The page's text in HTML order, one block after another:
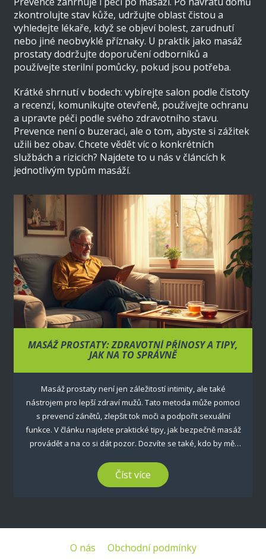
zkontrolujte stav kůže, udržujte oblast čistou a
vyhledejte lékaře, když se objeví bolest, zarudnutí
nebo jiné neobvyklé příznaky. U praktik jako masáž
prostaty dodržujte doporučení odborníků a
používejte sterilní pomůcky, pokud jsou potřeba.
Krátké shrnutí v bodech: vybírejte salon podle čistoty
a recenzí, komunikujte otevřeně, používejte ochranu
a upravte péči podle svého zdravotního stavu.
Prevence není o buzeraci, ale o tom, abyste si zážitek
užili bez obav. Chcete vědět víc o konkrétních
službách a rizicích? Najdete to u nás v článcích k
jednotlivým typům masáží.
MASÁŽ PROSTATY: ZDRAVOTNÍ PŘÍNOSY A TIPY,
JAK NA TO SPRÁVNĚ
Masáž prostaty není jen záležitostí intimity, ale také
nástrojem pro lepší zdraví mužů. Tato metoda může pomoci
s prevencí zánětů, zlepšit tok moči a podpořit sexuální
funkce. V článku najdete praktické tipy, jak bezpečně masáž
provádět a na co si dát pozor. Dozvíte se také, kdo by měl
Číst více
O nás Obchodní podmínky